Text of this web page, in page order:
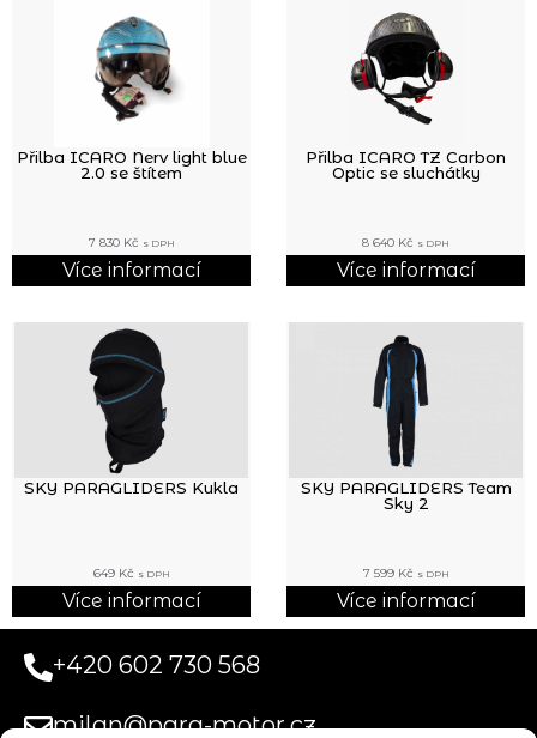
Přilba ICARO Nerv light blue
2.0 se štítem
7 830 Kč s DPH
Více informací
Přilba ICARO TZ Carbon
Optic se sluchátky
8 640 Kč s DPH
Více informací
SKY PARAGLIDERS Kukla
649 Kč s DPH
Více informací
SKY PARAGLIDERS Team
Sky 2
7 599 Kč s DPH
Více informací
+420 602 730 568
milan@para-motor.cz